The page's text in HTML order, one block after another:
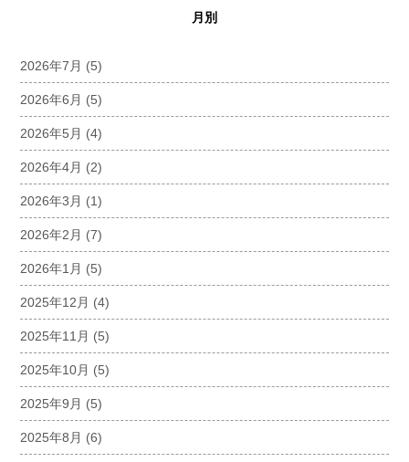
月別
2026年7月 (5)
2026年6月 (5)
2026年5月 (4)
2026年4月 (2)
2026年3月 (1)
2026年2月 (7)
2026年1月 (5)
2025年12月 (4)
2025年11月 (5)
2025年10月 (5)
2025年9月 (5)
2025年8月 (6)